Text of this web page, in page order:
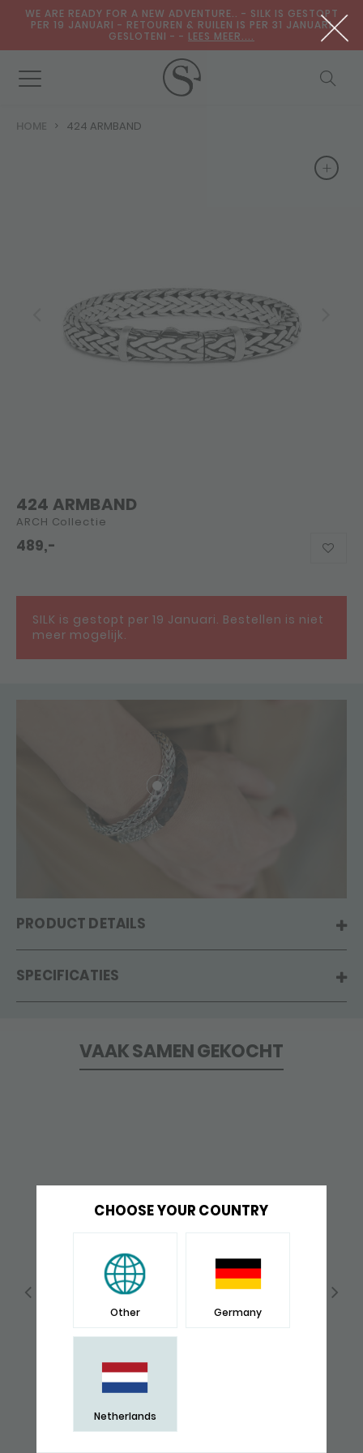
CHOOSE YOUR COUNTRY
Other Germany
Netherlands
WE ARE READY FOR A NEW ADVENTURE.. - SILK IS GESTOPT
PER 19 JANUARI - RETOUREN & RUILEN IS PER 31 JANUARI
GESLOTENI - - LEES MEER....
HOME 424 ARMBAND
+
424 ARMBAND
ARCH Collectie
489,-
SILK is gestopt per 19 Januari. Bestellen is niet
meer mogelijk.
PRODUCT DETAILS
SPECIFICATIES
VAAK SAMEN GEKOCHT